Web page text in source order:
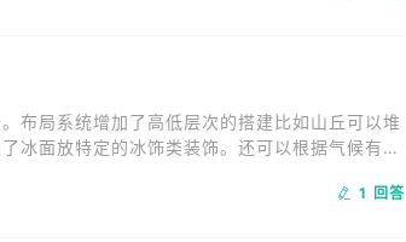
布局系统增加了高低层次的搭建比如山丘可以堆
冰面放特定的冰饰类装饰。还可以根据气候有冬
1 回答